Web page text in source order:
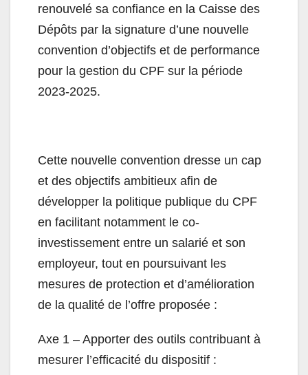
renouvelé sa confiance en la Caisse des
Dépôts par la signature d’une nouvelle
convention d’objectifs et de performance
pour la gestion du CPF sur la période
2023-2025.
Cette nouvelle convention dresse un cap
et des objectifs ambitieux afin de
développer la politique publique du CPF
en facilitant notamment le co-
investissement entre un salarié et son
employeur, tout en poursuivant les
mesures de protection et d’amélioration
de la qualité de l’offre proposée :
Axe 1 – Apporter des outils contribuant à
mesurer l’efficacité du dispositif :